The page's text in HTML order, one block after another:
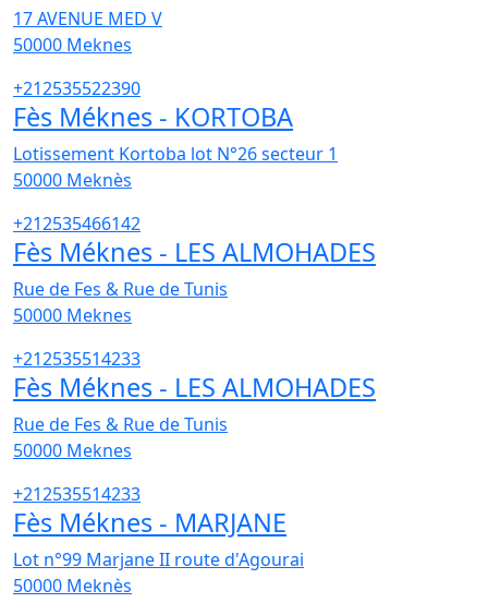
17 AVENUE MED V
50000 Meknes
+212535522390
Fès Méknes - KORTOBA
Lotissement Kortoba lot N°26 secteur 1
50000 Meknès
+212535466142
Fès Méknes - LES ALMOHADES
Rue de Fes & Rue de Tunis
50000 Meknes
+212535514233
Fès Méknes - LES ALMOHADES
Rue de Fes & Rue de Tunis
50000 Meknes
+212535514233
Fès Méknes - MARJANE
Lot n°99 Marjane II route d'Agourai
50000 Meknès